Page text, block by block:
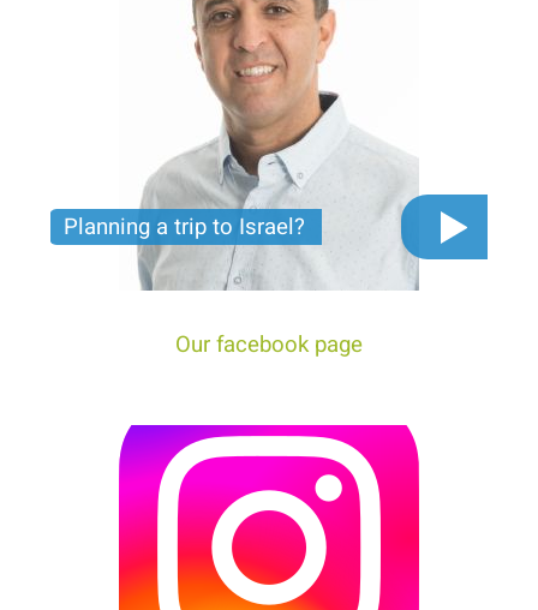
Planning a trip to Israel?
The video you must see before you start planning
tour trip to Israel!
Our facebook page